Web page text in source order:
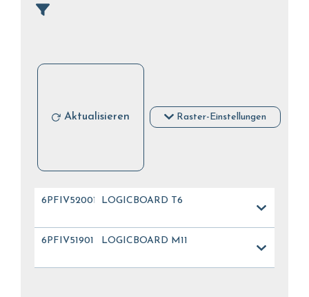
Aktualisieren Raster-Einstellungen
6PFIV52001 LOGICBOARD T6
6PFIV51901 LOGICBOARD M11